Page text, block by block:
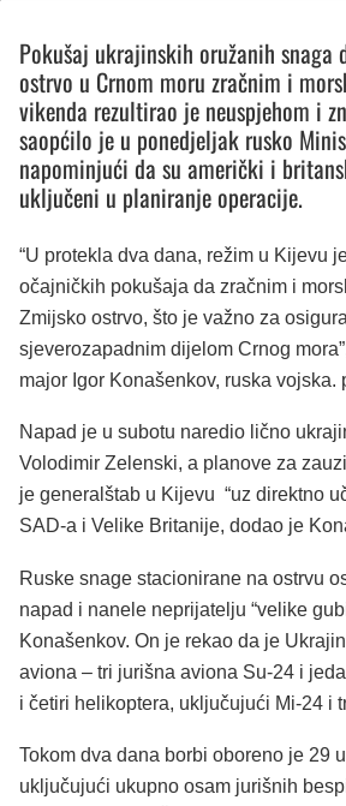
Pokušaj ukrajinskih oružanih snaga
ostrvo u Crnom moru zračnim i
vikenda rezultirao je neuspjehom i
saopćilo je u ponedjeljak rusko
napominjući da su američki i
uključeni u planiranje operacije.
“U protekla dva dana, režim u Kijevu
očajničkih pokušaja da zračnim i
Zmijsko ostrvo, što je važno za
sjeverozapadnim dijelom Crnog
major Igor Konašenkov, ruska vojska.
Napad je u subotu naredio lično
Volodimir Zelenski, a planove za
je generalštab u Kijevu “uz direktno
SAD-a i Velike Britanije, dodao je
Ruske snage stacionirane na ostrvu
napad i nanele neprijatelju “velike
Konašenkov. On je rekao da je
aviona – tri jurišna aviona Su-24 i
i četiri helikoptera, uključujući Mi-24 i
Tokom dva dana borbi oboreno je 29
uključujući ukupno osam jurišnih